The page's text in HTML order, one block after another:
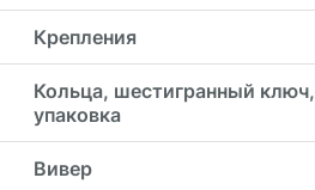
Крепления
Кольца, шестигранный ключ,
упаковка
Вивер